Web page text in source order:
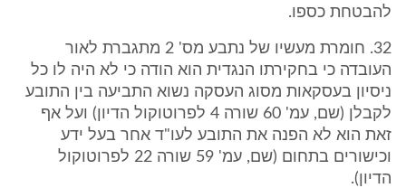
להבטחת כספו.
32. חומרת מעשיו של נתבע מס' 2 מתגברת לאור
העובדה כי בחקירתו הנגדית הוא הודה כי לא היה לו כל
ניסיון בעסקאות מסוג העסקה נשוא התביעה בין התובע
לקבלן (שם, עמ' 60 שורה 4 לפרוטוקול הדיון) ועל אף
זאת הוא לא הפנה את התובע לעו"ד אחר בעל ידע
וכישורים בתחום (שם, עמ' 59 שורה 22 לפרוטוקול
הדיון).